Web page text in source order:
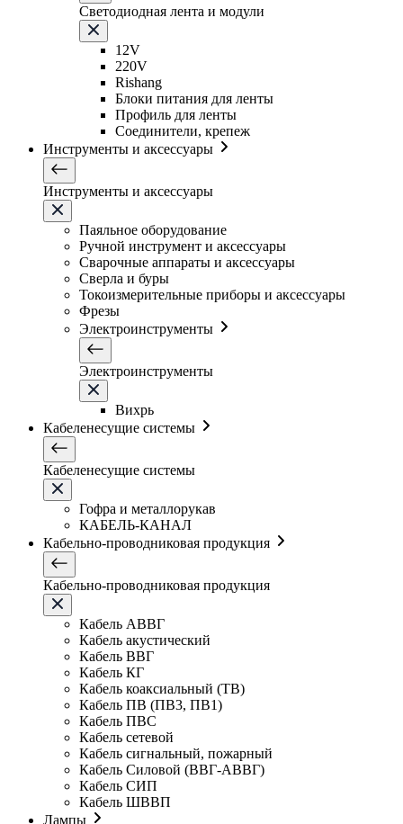
Светодиодная лента и модули
12V
220V
Rishang
Блоки питания для ленты
Профиль для ленты
Соединители, крепеж
Инструменты и аксессуары
Инструменты и аксессуары
Паяльное оборудование
Ручной инструмент и аксессуары
Сварочные аппараты и аксессуары
Сверла и буры
Токоизмерительные приборы и аксессуары
Фрезы
Электроинструменты
Электроинструменты
Вихрь
Кабеленесущие системы
Кабеленесущие системы
Гофра и металлорукав
КАБЕЛЬ-КАНАЛ
Кабельно-проводниковая продукция
Кабельно-проводниковая продукция
Кабель АВВГ
Кабель акустический
Кабель ВВГ
Кабель КГ
Кабель коаксиальный (ТВ)
Кабель ПВ (ПВ3, ПВ1)
Кабель ПВС
Кабель сетевой
Кабель сигнальный, пожарный
Кабель Силовой (ВВГ-АВВГ)
Кабель СИП
Кабель ШВВП
Лампы